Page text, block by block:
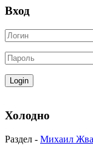
Вход
Холодно
Раздел - Михаил